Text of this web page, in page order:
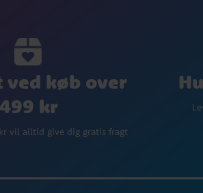
ved køb over
499 kr
vil alltid give dig gratis fragt